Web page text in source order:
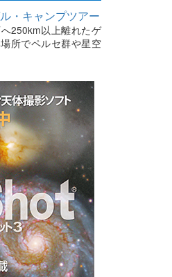
・キャンプツアー
250km以上離れたゲ
所でペルセ群や星空